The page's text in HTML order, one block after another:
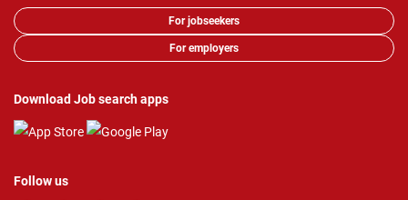
For jobseekers
For employers
Download Job search apps
Follow us